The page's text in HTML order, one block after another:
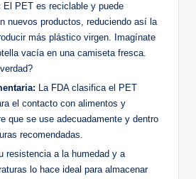
El PET es reciclable y puede⁢
nuevos productos, reduciendo así la
más plástico virgen. Imagínate
vacía​ en una camiseta fresca.
​La ⁣FDA clasifica el PET
el contacto con alimentos y⁣
que se use adecuadamente y dentro
recomendadas.
resistencia a ⁢la humedad y ⁤a
lo ⁣hace ideal para almacenar